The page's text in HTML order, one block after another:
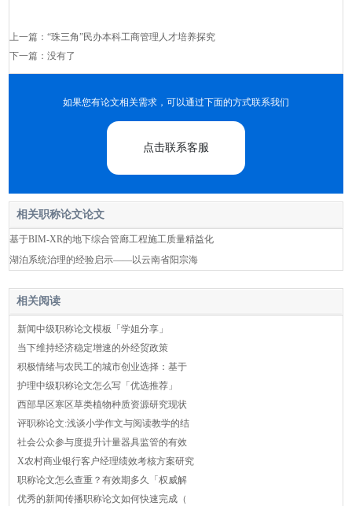
上一篇：“珠三角”民办本科工商管理人才培养探究
下一篇：没有了
如果您有论文相关需求，可以通过下面的方式联系我们
点击联系客服
相关职称论文论文
基于BIM-XR的地下综合管廊工程施工质量精益化
湖泊系统治理的经验启示——以云南省阳宗海
相关阅读
新闻中级职称论文模板「学姐分享」
当下维持经济稳定增速的外经贸政策
积极情绪与农民工的城市创业选择：基于
护理中级职称论文怎么写「优选推荐」
西部旱区寒区草类植物种质资源研究现状
评职称论文:浅谈小学作文与阅读教学的结
社会公众参与度提升计量器具监管的有效
X农村商业银行客户经理绩效考核方案研究
职称论文怎么查重？有效期多久「权威解
优秀的新闻传播职称论文如何快速完成（